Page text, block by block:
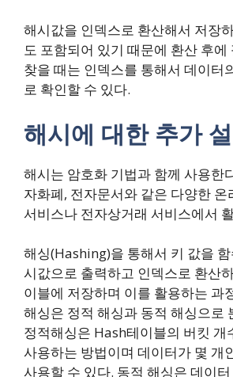
해시값을 인덱스로 환산해서 저장
도 포함되어 있기 때문에 환산 후에
찾을 때는 인덱스를 통해서 데이터
로 확인할 수 있다.
해시에 대한 추가
해시는 암호화 기법과 함께 사용한
자화폐, 전자문서와 같은 다양한 온
서비스나 전자상거래 서비스에서
해싱(Hashing)을 통해서 키 값을
시값으로 출력하고 인덱스로 환산
이블에 저장하며 이를 활용하는 과
해싱은 정적 해싱과 동적 해싱으로
정적해싱은 Hash테이블의 버킷 개
사용하는 방법이며 데이터가 몇 개
사용할 수 있다. 동적 해싱은 데이